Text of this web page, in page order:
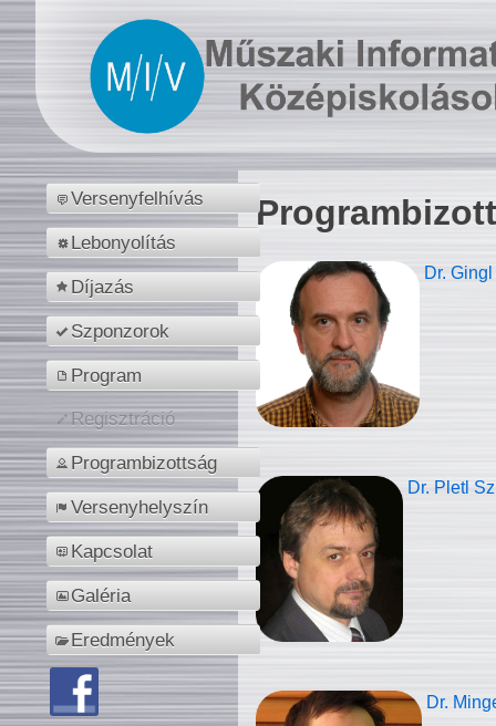
Versenyfelhívás
Lebonyolítás
Díjazás
Szponzorok
Program
Regisztráció
Programbizottság
Versenyhelyszín
Kapcsolat
Galéria
Eredmények
Dr.
Dr. Pletl
Dr.